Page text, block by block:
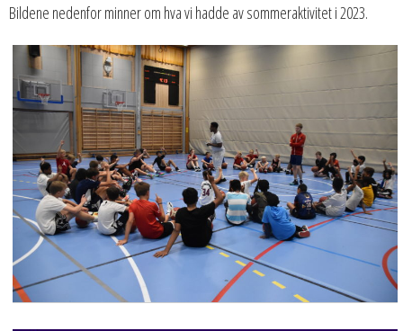
Bildene nedenfor minner om hva vi hadde av sommeraktivitet i 2023.